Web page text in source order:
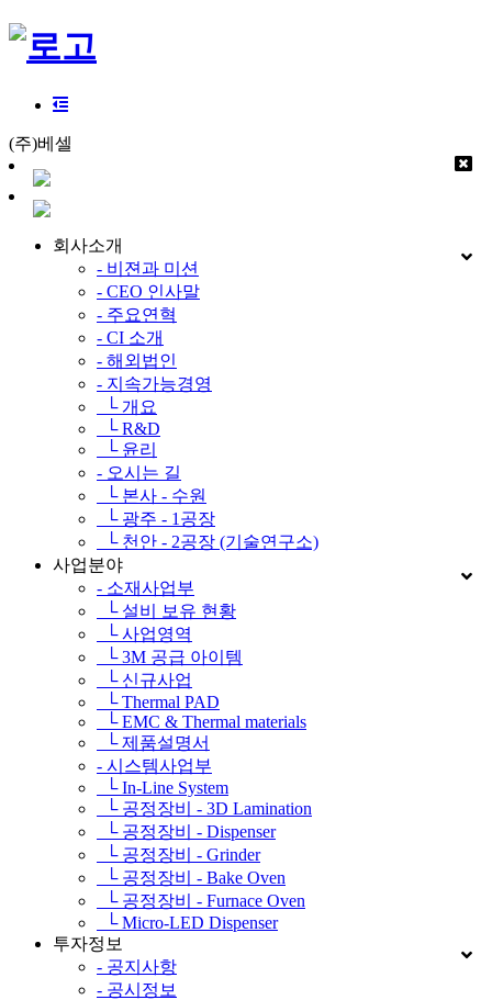
(주)베셀
회사소개
- 비젼과 미션
- CEO 인사말
- 주요연혁
- CI 소개
- 해외법인
- 지속가능경영
└ 개요
└ R&D
└ 윤리
- 오시는 길
└ 본사 - 수원
└ 광주 - 1공장
└ 천안 - 2공장 (기술연구소)
사업분야
- 소재사업부
└ 설비 보유 현황
└ 사업영역
└ 3M 공급 아이템
└ 신규사업
└ Thermal PAD
└ EMC & Thermal materials
└ 제품설명서
- 시스템사업부
└ In-Line System
└ 공정장비 - 3D Lamination
└ 공정장비 - Dispenser
└ 공정장비 - Grinder
└ 공정장비 - Bake Oven
└ 공정장비 - Furnace Oven
└ Micro-LED Dispenser
투자정보
- 공지사항
- 공시정보